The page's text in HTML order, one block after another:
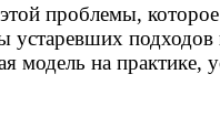
проблемы,
устаревших
модель на практике,